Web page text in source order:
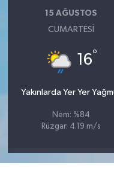
15 AĞUSTOS
CUMARTESI
16°
Yakınlarda Yer Yer
Nem: %84
Rüzgar: 4.19 m/s